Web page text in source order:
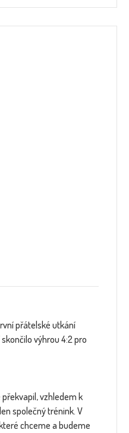
přátelské utkání
výhrou 4:2 pro
překvapil, vzhledem k
společný trénink. V
chceme a budeme